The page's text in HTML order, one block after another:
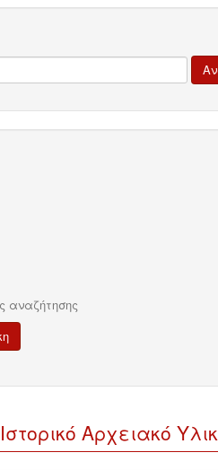
αναζήτησης
Αρχειακό